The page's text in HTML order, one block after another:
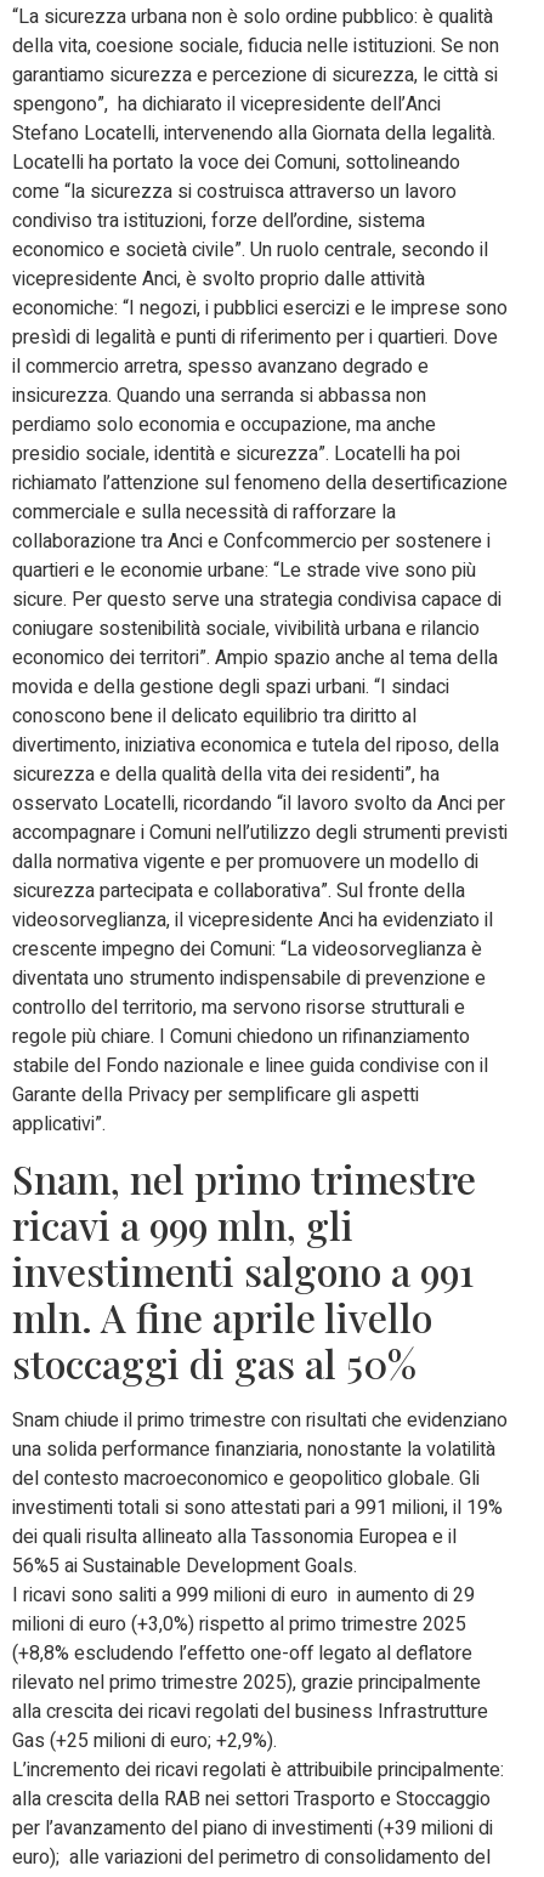
“La sicurezza urbana non è solo ordine pubblico: è qualità
della vita, coesione sociale, fiducia nelle istituzioni. Se non
garantiamo sicurezza e percezione di sicurezza, le città si
spengono”, ha dichiarato il vicepresidente dell’Anci
Stefano Locatelli, intervenendo alla Giornata della legalità.
Locatelli ha portato la voce dei Comuni, sottolineando
come “la sicurezza si costruisca attraverso un lavoro
condiviso tra istituzioni, forze dell’ordine, sistema
economico e società civile”. Un ruolo centrale, secondo il
vicepresidente Anci, è svolto proprio dalle attività
economiche: “I negozi, i pubblici esercizi e le imprese sono
presìdi di legalità e punti di riferimento per i quartieri. Dove
il commercio arretra, spesso avanzano degrado e
insicurezza. Quando una serranda si abbassa non
perdiamo solo economia e occupazione, ma anche
presidio sociale, identità e sicurezza”. Locatelli ha poi
richiamato l’attenzione sul fenomeno della desertificazione
commerciale e sulla necessità di rafforzare la
collaborazione tra Anci e Confcommercio per sostenere i
quartieri e le economie urbane: “Le strade vive sono più
sicure. Per questo serve una strategia condivisa capace di
coniugare sostenibilità sociale, vivibilità urbana e rilancio
economico dei territori”. Ampio spazio anche al tema della
movida e della gestione degli spazi urbani. “I sindaci
conoscono bene il delicato equilibrio tra diritto al
divertimento, iniziativa economica e tutela del riposo, della
sicurezza e della qualità della vita dei residenti”, ha
osservato Locatelli, ricordando “il lavoro svolto da Anci per
accompagnare i Comuni nell’utilizzo degli strumenti previsti
dalla normativa vigente e per promuovere un modello di
sicurezza partecipata e collaborativa”. Sul fronte della
videosorveglianza, il vicepresidente Anci ha evidenziato il
crescente impegno dei Comuni: “La videosorveglianza è
diventata uno strumento indispensabile di prevenzione e
controllo del territorio, ma servono risorse strutturali e
regole più chiare. I Comuni chiedono un rifinanziamento
stabile del Fondo nazionale e linee guida condivise con il
Garante della Privacy per semplificare gli aspetti
applicativi”.
Snam, nel primo trimestre
ricavi a 999 mln, gli
investimenti salgono a 991
mln. A fine aprile livello
stoccaggi di gas al 50%
Snam chiude il primo trimestre con risultati che evidenziano
una solida performance finanziaria, nonostante la volatilità
del contesto macroeconomico e geopolitico globale. Gli
investimenti totali si sono attestati pari a 991 milioni, il 19%
dei quali risulta allineato alla Tassonomia Europea e il
56%5 ai Sustainable Development Goals.
I ricavi sono saliti a 999 milioni di euro in aumento di 29
milioni di euro (+3,0%) rispetto al primo trimestre 2025
(+8,8% escludendo l’effetto one-off legato al deflatore
rilevato nel primo trimestre 2025), grazie principalmente
alla crescita dei ricavi regolati del business Infrastrutture
Gas (+25 milioni di euro; +2,9%).
L’incremento dei ricavi regolati è attribuibile principalmente:
alla crescita della RAB nei settori Trasporto e Stoccaggio
per l’avanzamento del piano di investimenti (+39 milioni di
euro); alle variazioni del perimetro di consolidamento del